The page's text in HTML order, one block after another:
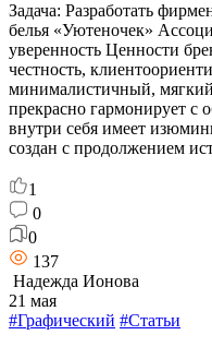
Задача: Разработать
белья «Уютеночек»
уверенность Ценности
честность,
минималистичный, мягкий
прекрасно гармонирует
внутри себя имеет
создан с продолжением
1
0
0
137
Надежда Ионова
21 мая
#Графический #Статьи